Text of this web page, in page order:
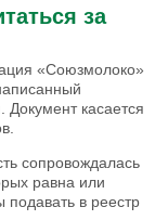
за
«Союзмолоко»
Документ касается
сопровождалась
равна или
в реестр